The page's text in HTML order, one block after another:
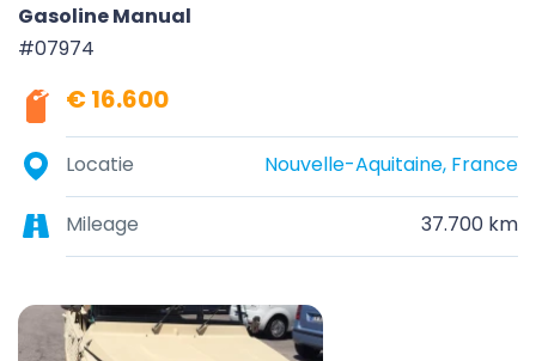
Gasoline Manual
#07974
€ 16.600
Locatie Nouvelle-Aquitaine, France
Mileage 37.700 km